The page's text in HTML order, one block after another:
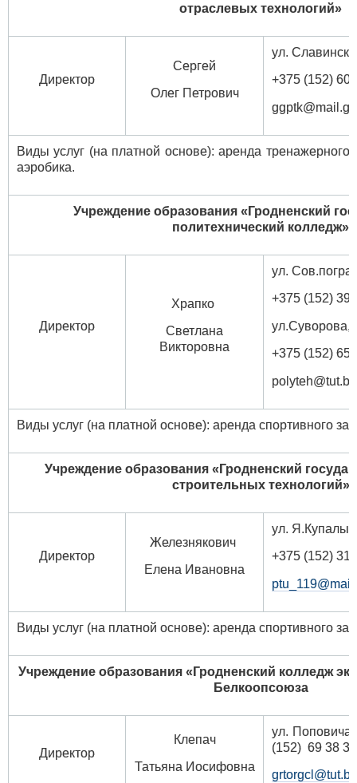
отраслевых технологий»
Директор
Сергей
Олег Петрович
ул.
+375 (152) 60
Виды услуг (на платной основе): аренда тренажерного
аэробика.
Учреждение образования «Гродненский
политехнический колледж»
Директор
Храпко
Светлана
Викторовна
ул.
+375 (152) 39
ул.Суворова,
+375 (152) 65
polyteh@tut.by
Виды услуг (на платной основе): аренда спортивного
Учреждение образования «Гродненский
строительных технологий»
Директор
Железнякович
Елена Ивановна
ул. Я.Купалы,
+375 (152) 31
Виды услуг (на платной основе): аренда спортивного
Учреждение образования «Гродненский колледж
Белкоопсоюза
Директор
Клепач
Татьяна Иосифовна
ул.
(152) 69 38 32
grtorgcl@tut.by